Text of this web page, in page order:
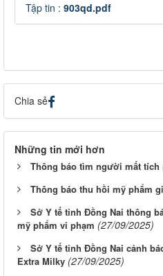
Tập tin : 903qd.pdf
Chia sẻ
Những tin mới hơn
Thông báo tìm người mất tích
Thông báo thu hồi mỹ phẩm
Sở Y tế tỉnh Đồng Nai thông
mỹ phẩm vi phạm (27/09/2025)
Sở Y tế tỉnh Đồng Nai cảnh
Extra Milky (27/09/2025)